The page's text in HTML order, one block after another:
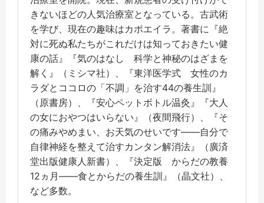
きないほどの人気治療室となっている。古武術
を学び、現在の趣味はカポエイラ。著書に『絶
対に死ぬ私たちがこれだけは知っておきたい健
康の話』『気のはなし 科学と神秘のはざまを
解く』（ミシマ社）、『東洋医学式 女性のカ
ラダとココロの「不調」を治す44の養生訓』
（原書房）、『安心ペットボトル温灸』『大人
の女におやつはいらない』（夜間飛行）、『そ
の痛みやめまい、お天気のせいです――自分で
自律神経を整えて治すカンタン解消法』（廣済
堂出版健康人新書）、『決定版 からだの教養
12ヵ月――食とからだの養生訓』（晶文社）、
など多数。